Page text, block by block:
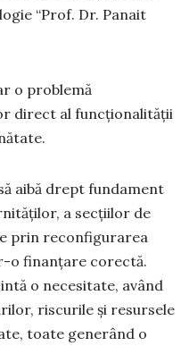
“Prof. Dr. Panait
o problemă
direct al funcționalității
aibă drept fundament
a secțiilor de
prin reconfigurarea
o finanțare corectă.
o necesitate, având
riscurile și resursele
toate generând o